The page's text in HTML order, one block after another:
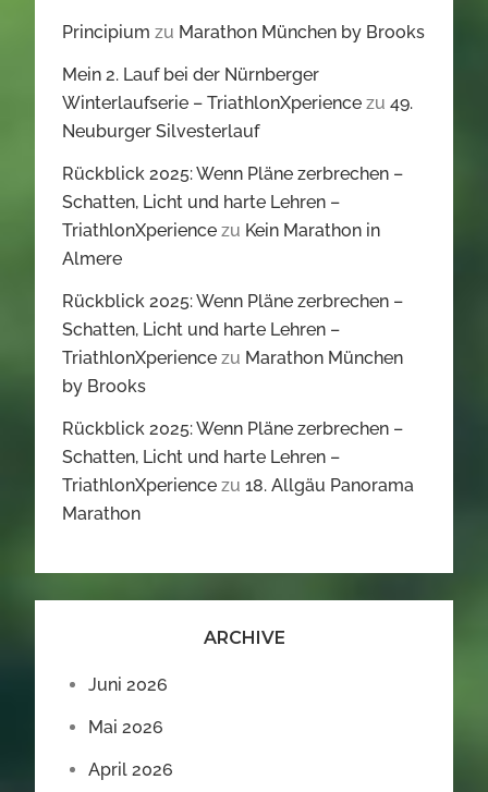
Principium zu Marathon München by Brooks
Mein 2. Lauf bei der Nürnberger
Winterlaufserie – TriathlonXperience zu49.
Neuburger Silvesterlauf
Rückblick 2025: Wenn Pläne zerbrechen –
Schatten, Licht und harte Lehren –
TriathlonXperience zu Kein Marathon in
Almere
Rückblick 2025: Wenn Pläne zerbrechen –
Schatten, Licht und harte Lehren –
TriathlonXperience zu Marathon München
by Brooks
Rückblick 2025: Wenn Pläne zerbrechen –
Schatten, Licht und harte Lehren –
TriathlonXperience zu18. Allgäu Panorama
Marathon
ARCHIVE
Juni 2026
Mai 2026
April 2026